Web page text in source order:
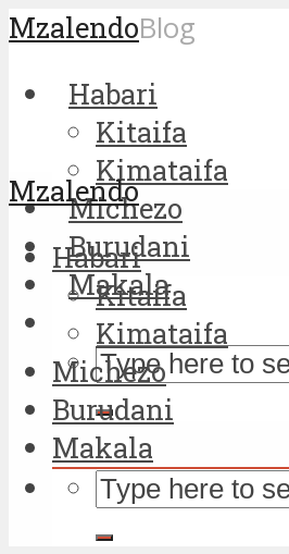
MzalendoBlog
Habari
Kitaifa
Kimataifa
Michezo
Burudani
Makala
Mzalendo
Habari
Kitaifa
Kimataifa
Michezo
Burudani
Makala